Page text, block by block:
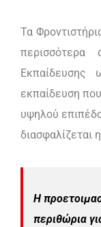
Τα
Εκπαίδευσης
εκπαίδευση
υψηλού
διασφαλίζεται
Η
περιθώρια